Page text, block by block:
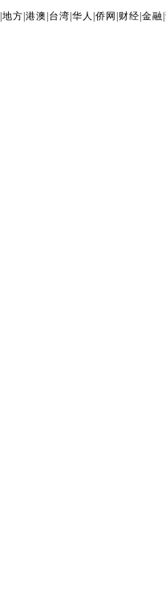
|地方 |港澳 台湾 |华人 |侨网 财经 |金融 |